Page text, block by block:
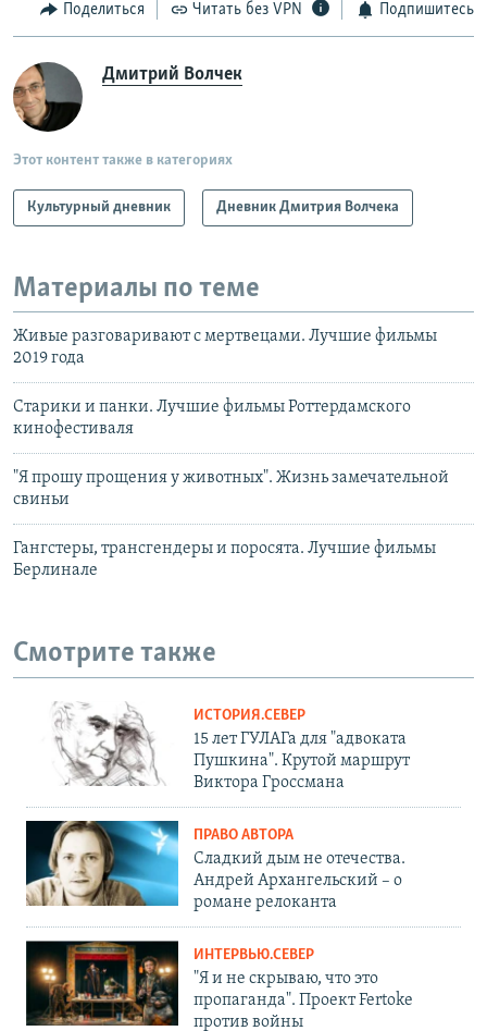
Поделиться Читать без VPN Подпишитесь
Дмитрий Волчек
Этот контент также в категориях
Культурный дневник Дневник Дмитрия Волчека
Материалы по теме
Живые разговаривают с мертвецами. Лучшие фильмы
2019 года
Старики и панки. Лучшие фильмы Роттердамского
кинофестиваля
"Я прошу прощения у животных". Жизнь замечательной
свиньи
Гангстеры, трансгендеры и поросята. Лучшие фильмы
Берлинале
Смотрите также
ИСТОРИЯ.СЕВЕР
15 лет ГУЛАГа для "адвоката
Пушкина". Крутой маршрут
Виктора Гроссмана
ПРАВО АВТОРА
Сладкий дым не отечества.
Андрей Архангельский – о
романе релоканта
ИНТЕРВЬЮ.СЕВЕР
"Я и не скрываю, что это
пропаганда". Проект Fertoke
против войны